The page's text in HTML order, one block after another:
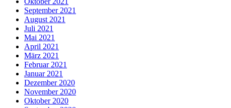
September 2021
August 2021
Juli 2021
Mai 2021
April 2021
März 2021
Februar 2021
Januar 2021
Dezember 2020
November 2020
Oktober 2020